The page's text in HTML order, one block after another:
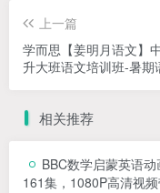
上一篇
学而思【姜明月语文】
升大班语文培训班-暑期
相关推荐
BBC数学启蒙英语
161集，1080P高清视